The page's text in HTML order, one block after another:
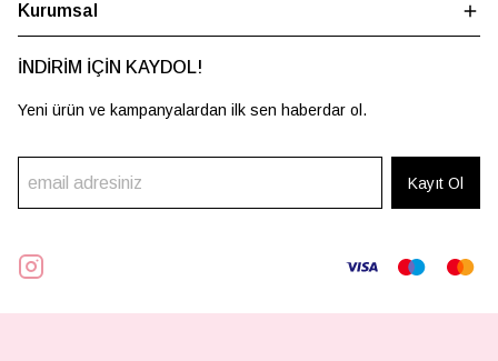
Kurumsal
İNDİRİM İÇİN KAYDOL!
Yeni ürün ve kampanyalardan ilk sen haberdar ol.
Kayıt Ol